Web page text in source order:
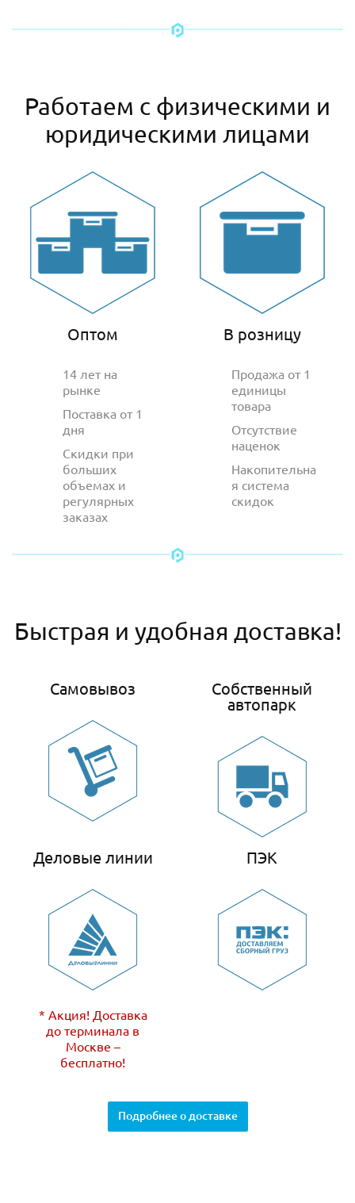
Работаем с физическими и
юридическими лицами
Оптом
14 лет на
рынке
Поставка от 1
дня
Скидки при
больших
объемах и
регулярных
заказах
В розницу
Продажа от 1
единицы
товара
Отсутствие
наценок
Накопительна
я система
скидок
Быстрая и удобная доставка!
Самовывоз
Собственный
автопарк
Деловые линии
* Акция! Доставка
до терминала в
Москве –
бесплатно!
ПЭК
Подробнее о доставке